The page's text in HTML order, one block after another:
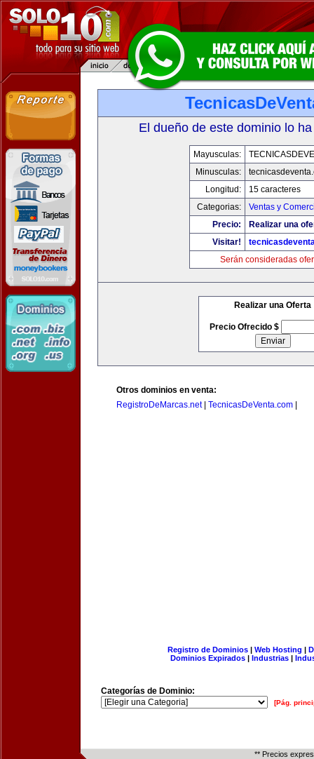
El dueño de este dominio lo
Mayusculas:
Minusculas:
Longitud:
15 caracteres
Categorias:
Ventas y
Precio:
Realizar una
Visitar!
Serán consideradas
Realizar una Oferta
Precio Ofrecido $
Otros dominios en venta:
RegistroDeMarcas.net| TecnicasDeVenta.com
Registro de Dominios| Web Hosting |
Dominios Expirados | Industrias |
Categorías de Dominio:
[Pág.
** Precios